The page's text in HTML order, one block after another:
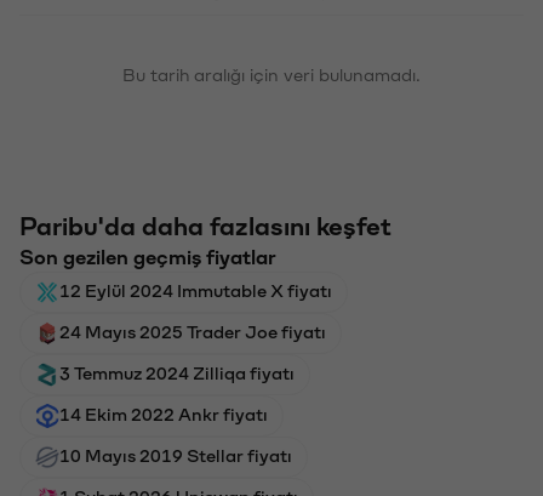
Bu tarih aralığı için veri bulunamadı.
Paribu'da daha fazlasını keşfet
Son gezilen geçmiş fiyatlar
12 Eylül 2024 Immutable X fiyatı
24 Mayıs 2025 Trader Joe fiyatı
3 Temmuz 2024 Zilliqa fiyatı
14 Ekim 2022 Ankr fiyatı
10 Mayıs 2019 Stellar fiyatı